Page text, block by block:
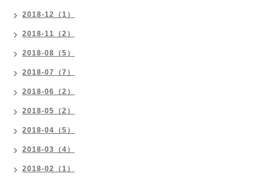
2018-12（1）
2018-11（2）
2018-08（5）
2018-07（7）
2018-06（2）
2018-05（2）
2018-04（5）
2018-03（4）
2018-02（1）